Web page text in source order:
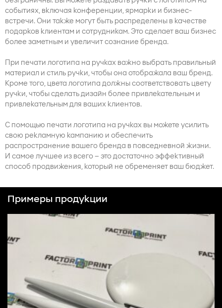
событиях, включая конференции, ярмарки и бизнес-
встречи. Они также могут быть распределены в качестве
подарков клиентам и сотрудникам. Это сделает ваш бизнес
более заметным и увеличит сознание бренда.
При печати логотипа на ручках важно выбрать правильный
материал и стиль ручки, чтобы она отображала ваш бренд.
Кроме того, цвета логотипа должны соответствовать цвету
ручки, чтобы сделать дизайн более привлекательным и
привлекательным для ваших клиентов.
С помощью печати логотипа на ручках вы можете усилить
свою рекламную кампанию и обеспечить
распространение вашего бренда в повседневной жизни.
И самое лучшее из всего – это достаточно эффективный
способ продвижения, который не обременяет ваш бюджет.
Примеры продукции